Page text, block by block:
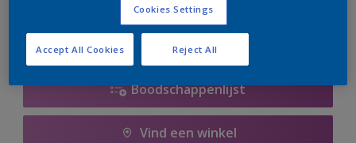
Boodschappenlijst
Vind een winkel
Cookies Settings
Reject All
Accept All Cookies